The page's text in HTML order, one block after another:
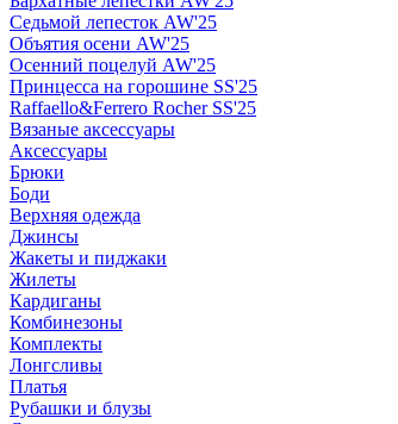
Седьмой лепесток AW'25
Объятия осени AW'25
Осенний поцелуй AW'25
Принцесса на горошине SS'25
Raffaello&Ferrero Rocher SS'25
Вязаные аксессуары
Аксессуары
Брюки
Боди
Верхняя одежда
Джинсы
Жакеты и пиджаки
Жилеты
Кардиганы
Комбинезоны
Комплекты
Лонгсливы
Платья
Рубашки и блузы